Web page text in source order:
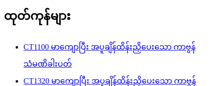
ထုတ်ကုန်များ
CT1100 မာကျောပြီး အပူချိန်ထိန်းညှိပေးသော ကာဗွန်
သံမဏိခါးပတ်
CT1320 မာကျောပြီး အပူချိန်ထိန်းညှိပေးသော ကာဗွန်